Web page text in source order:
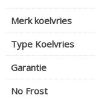
Merk koelvries
Type Koelvries
Garantie
No Frost